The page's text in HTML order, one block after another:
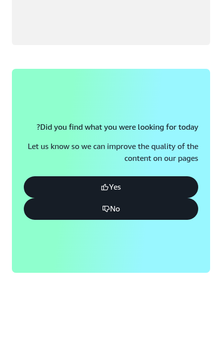
Did you find what you were looking for today?
Let us know so we can improve the quality of the
content on our pages
Yes
No